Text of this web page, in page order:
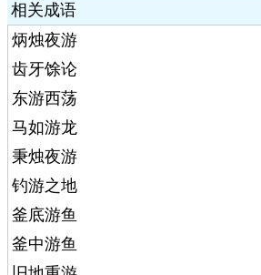
相关成语
炳烛夜游
齿牙馀论
东游西荡
马如游龙
秉烛夜游
钓游之地
釜底游鱼
釜中游鱼